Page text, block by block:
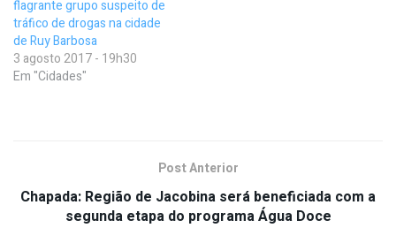
flagrante grupo suspeito de
tráfico de drogas na cidade
de Ruy Barbosa
3 agosto 2017 - 19h30
Em "Cidades"
Post Anterior
Chapada: Região de Jacobina será beneficiada com a
segunda etapa do programa Água Doce